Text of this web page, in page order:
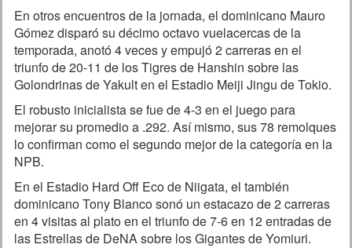
En otros encuentros de la jornada, el dominicano Mauro
Gómez disparó su décimo octavo vuelacercas de la
temporada, anotó 4 veces y empujó 2 carreras en el
triunfo de 20-11 de los Tigres de Hanshin sobre las
Golondrinas de Yakult en el Estadio Meiji Jingu de Tokio.
El robusto inicialista se fue de 4-3 en el juego para
mejorar su promedio a .292. Así mismo, sus 78 remolques
lo confirman como el segundo mejor de la categoría en la
NPB.
En el Estadio Hard Off Eco de Niigata, el también
dominicano Tony Blanco sonó un estacazo de 2 carreras
en 4 visitas al plato en el triunfo de 7-6 en 12 entradas de
las Estrellas de DeNA sobre los Gigantes de Yomiuri.